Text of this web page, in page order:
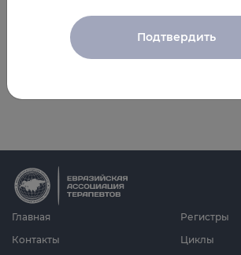
Главная
Циклы
Регистры
Контакты
Подтвердить